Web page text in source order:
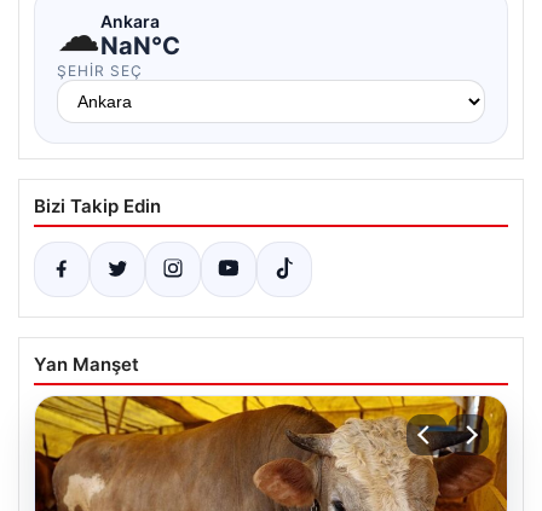
☁Ankara
NaN°C
ŞEHIR SEÇ
Bizi Takip Edin
Yan Manşet